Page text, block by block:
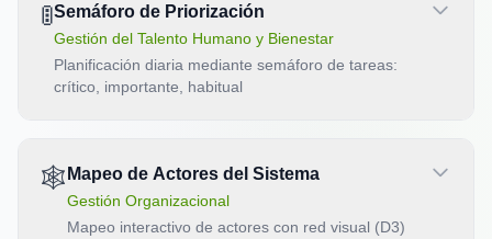
🚦Semáforo de Priorización
Gestión del Talento Humano y Bienestar
Planificación diaria mediante semáforo de tareas:
crítico, importante, habitual
🕸️ Mapeo de Actores del Sistema
Gestión Organizacional
Mapeo interactivo de actores con red visual (D3)